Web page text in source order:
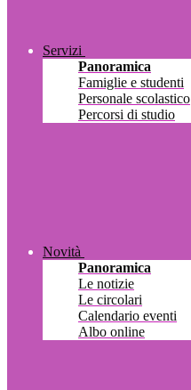
Servizi
Panoramica
Famiglie e studenti
Personale scolastico
Percorsi di studio
Novità
Panoramica
Le notizie
Le circolari
Calendario eventi
Albo online